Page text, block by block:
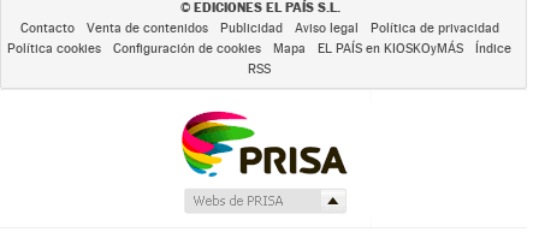
© EDICIONES EL PAÍS S.L.
Contacto Venta de contenidos Publicidad Aviso legal
Política de privacidad
Política cookies
Configuración de cookies Mapa EL PAÍS en KIOSKOyMÁS
Índice
RSS